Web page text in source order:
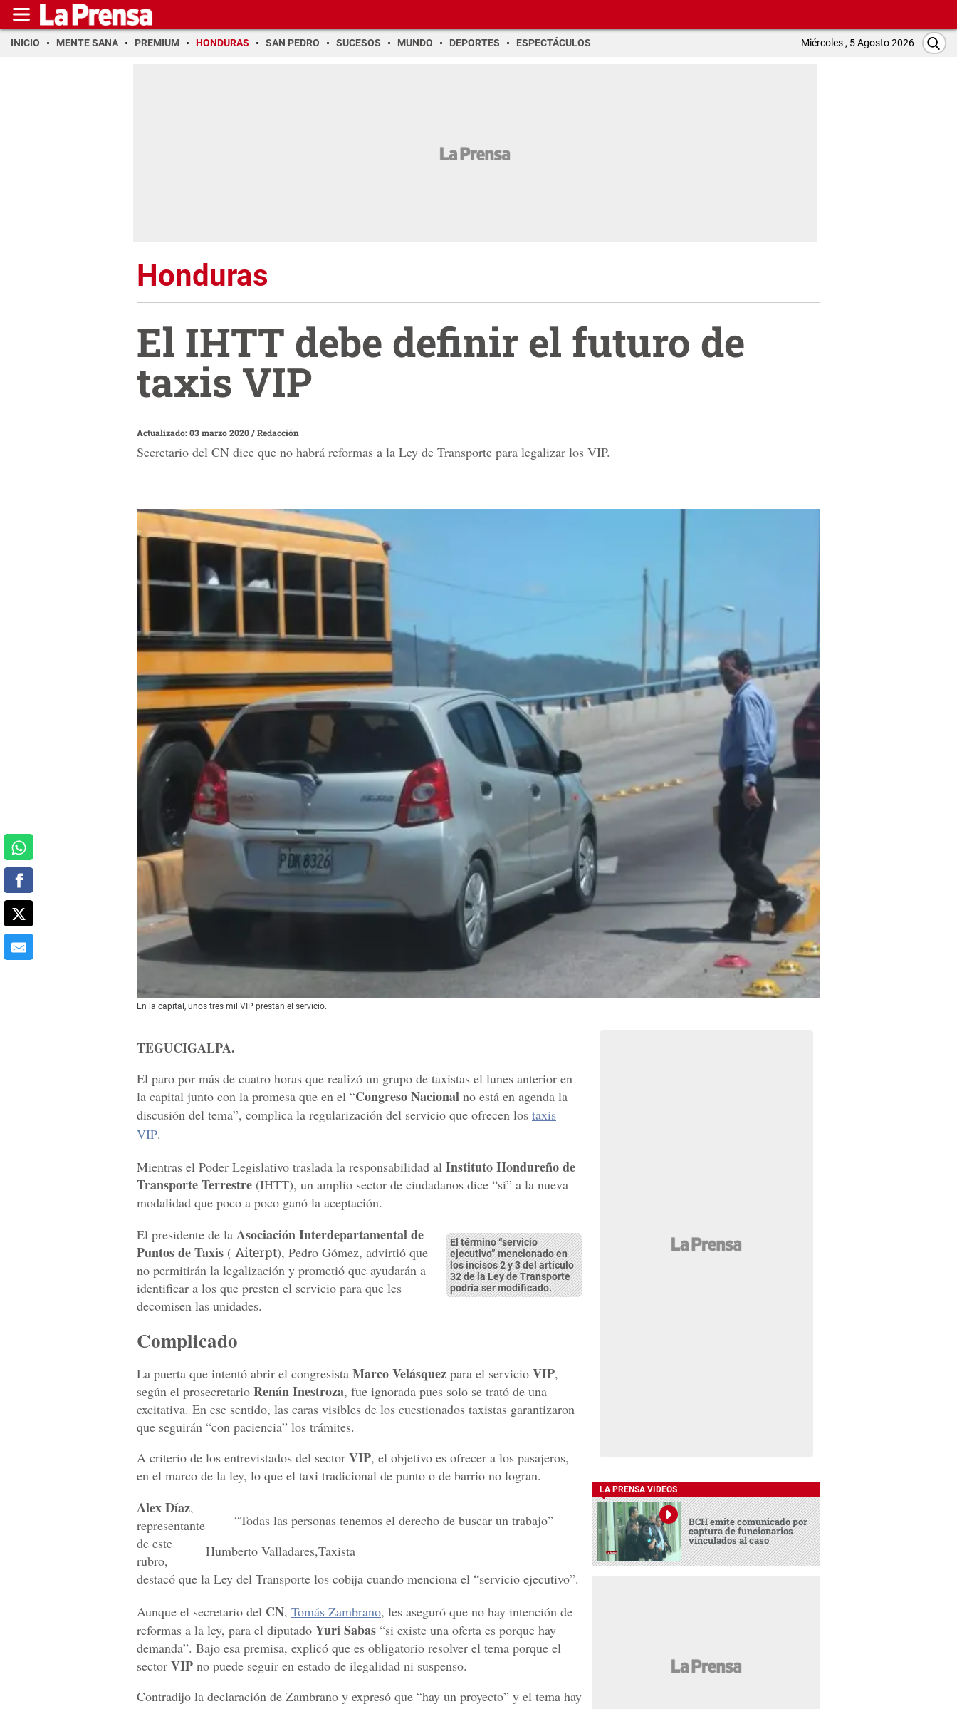
INICIO MENTE SANA PREMIUM HONDURAS SAN PEDRO SUCESOS MUNDO DEPORTES ESPECTÁCULOS Miércoles , 5 Agosto 2026
Honduras
El IHTT debe definir el futuro de
taxis VIP
Actualizado: 03 marzo 2020/Redacción
Secretario del CN dice que no habrá reformas a la Ley de Transporte para legalizar los VIP.
En la capital, unos tres mil VIP prestan el servicio.
TEGUCIGALPA.
El paro por más de cuatro horas que realizó un grupo de taxistas el lunes anterior en
la capital junto con la promesa que en el “Congreso Nacional no está en agenda la
discusión del tema”, complica la regularización del servicio que ofrecen los taxis
VIP.
Mientras el Poder Legislativo traslada la responsabilidad al Instituto Hondureño de
Transporte Terrestre (IHTT), un amplio sector de ciudadanos dice “sí” a la nueva
modalidad que poco a poco ganó la aceptación.
El término “servicio
ejecutivo” mencionado en
los incisos 2 y 3 del artículo
32 de la Ley de Transporte
podría ser modificado.
El presidente de la Asociación Interdepartamental de
Puntos de Taxis ( Aiterpt), Pedro Gómez, advirtió que
no permitirán la legalización y prometió que ayudarán a
identificar a los que presten el servicio para que les
decomisen las unidades.
Complicado
La puerta que intentó abrir el congresista Marco Velásquez para el servicio VIP,
según el prosecretario Renán Inestroza, fue ignorada pues solo se trató de una
excitativa. En ese sentido, las caras visibles de los cuestionados taxistas garantizaron
que seguirán “con paciencia” los trámites.
A criterio de los entrevistados del sector VIP, el objetivo es ofrecer a los pasajeros,
en el marco de la ley, lo que el taxi tradicional de punto o de barrio no logran.
“Todas las personas tenemos el derecho de buscar un trabajo”
Humberto Valladares,Taxista
Alex Díaz,
representante
de este
rubro,
destacó que la Ley del Transporte los cobija cuando menciona el “servicio ejecutivo”.
Aunque el secretario del CN, Tomás Zambrano, les aseguró que no hay intención de
reformas a la ley, para el diputado Yuri Sabas “si existe una oferta es porque hay
demanda”. Bajo esa premisa, explicó que es obligatorio resolver el tema porque el
sector VIP no puede seguir en estado de ilegalidad ni suspenso.
Contradijo la declaración de Zambrano y expresó que “hay un proyecto” y el tema hay
LA PRENSA VIDEOS
BCH emite comunicado por
captura de funcionarios
vinculados al caso